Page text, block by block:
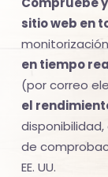
los
servicios
de
Internet
-
El
tiempo
sitio web en
en tiempo
(por correo
el
de
EE. UU.